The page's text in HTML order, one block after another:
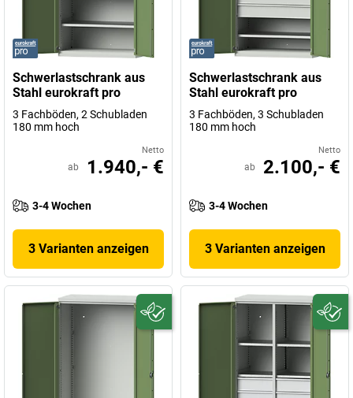
Schwerlastschrank aus
Stahl eurokraft pro
3 Fachböden, 2 Schubladen
180 mm hoch
Netto
ab 1.940,- €
3-4 Wochen
3 Varianten anzeigen
Schwerlastschrank aus
Stahl eurokraft pro
3 Fachböden, 3 Schubladen
180 mm hoch
Netto
ab 2.100,- €
3-4 Wochen
3 Varianten anzeigen